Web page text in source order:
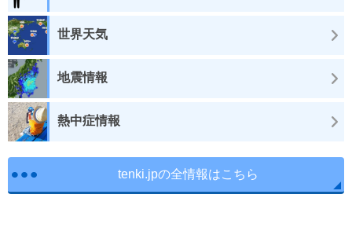
世界天気
地震情報
熱中症情報
tenki.jpの全情報はこちら